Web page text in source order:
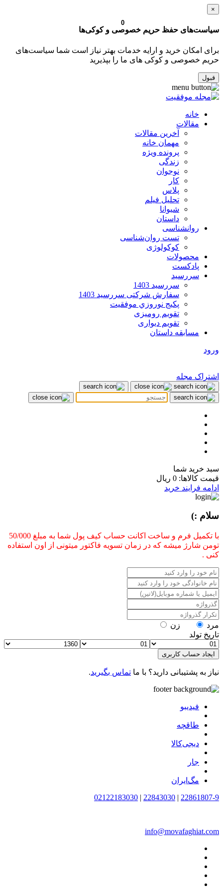
×
سیاست‌های حفظ حریم خصوصی و کوکی‌ها
برای امکان خرید و ارایه خدمات بهتر نیاز است شما سیاست‌های
حریم خصوصی و کوکی های ما را بپذیرید
قبول
خانه
مقالات
آخرین مقالات
مهمان خانه
پرونده ویژه
زندگی
نوجوان
کار
پلاس
تحلیل فیلم
شیوانا
داستان
روانشناسی
تست روان‌شناسی
کوکولوژی
محصولات
پادکست
سررسید
سررسید 1403
سفارش شرکتی سررسید 1403
پکيج نوروزي موفقيت
تقویم رومیزی
تقویم دیواری
مسابقه داستان
ورود
اشتراک مجله
0
سبد خرید شما
قیمت کالاها: 0 ریال
ادامه فرایند خرید
سلام :)
با تکمیل فرم و ساخت اکانت حساب کیف پول شما به مبلغ 50/000
تومن شارژ میشه که در زمان تسویه فاکتور میتونی از اون استفاده
کنی .
مرد
زن
تاریخ تولد
ایجاد حساب کاربری
نیاز به پشتیبانی دارید؟ با ما تماس بگیرید.
فیدیبو
طاقچه
دیجی‌کالا
جار
مگ‌ایران
22861807-9
|
22843030
|
02122183030
info@movafaghiat.com